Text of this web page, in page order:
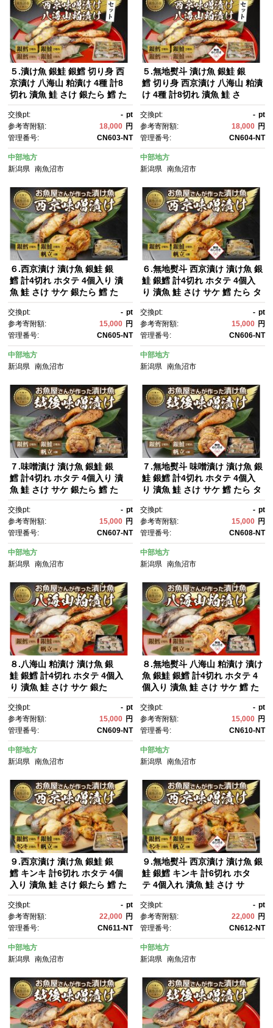
５.漬け魚 銀鮭 銀鱈 切り身 西
京漬け 八海山 粕漬け 4種 計8
切れ 漬魚 鮭 さけ 銀たら 鱈 た
け 酒粕 魚 焼き魚 味噌 おか
ず お土産 利七屋 新潟県 南魚沼
市
交換pt: - pt
参考寄附額:
18,000 円
管理番号:
CN603-NT
中部地方
新潟県
南魚沼市
５.無地熨斗 漬け魚 銀鮭 銀
鱈 切り身 西京漬け 八海山 粕漬
け 4種 計8切れ 漬魚 鮭 さ
噌 酒粕漬け 酒粕 魚 焼き魚 味
噌 お土産 ギフト 利七屋 新潟
県 南魚沼市
交換pt: - pt
参考寄附額:
18,000 円
管理番号:
CN604-NT
中部地方
新潟県 南魚沼市
６.西京漬け 漬け魚 銀鮭 銀
鱈 計4切れ ホタテ 4個入り 漬
魚 鮭 さけ サケ 銀たら 鱈 た
き 西京味噌 焼き魚 味噌 おか
ず 惣菜 お土産 利七屋 新潟
県 南魚沼市
交換pt: - pt
参考寄附額:
15,000 円
管理番号:
CN605-NT
中部地方
新潟県
南魚沼市
６.無地熨斗 西京漬け 漬け魚 銀
鮭 銀鱈 計4切れ ホタテ 4個入
り 漬魚 鮭 さけ サケ 鱈 たら タ
噌 焼き魚 味噌 お土産 ギフ
ト 利七屋 新潟県 南魚沼市
交換pt: - pt
参考寄附額:
15,000 円
管理番号:
CN606-NT
中部地方
新潟県 南魚沼市
７.味噌漬け 漬け魚 銀鮭 銀
鱈 計4切れ ホタテ 4個入り 漬
魚 鮭 さけ サケ 銀たら 鱈 た
噌 焼き魚 味噌 おかず お土
産 ギフト 贈答品 利七屋 新潟
県 南魚沼市
交換pt: - pt
参考寄附額:
15,000 円
管理番号:
CN607-NT
中部地方
新潟県
南魚沼市
７.無地熨斗 味噌漬け 漬け魚 銀
鮭 銀鱈 計4切れ ホタテ 4個入
り 漬魚 鮭 さけ サケ 鱈 たら タ
魚 味噌 おかず 惣菜 お土産 ギ
フト 利七屋 新潟県 南魚沼市
交換pt: - pt
参考寄附額:
15,000 円
管理番号:
CN608-NT
中部地方
新潟県 南魚沼市
８.八海山 粕漬け 漬け魚 銀
鮭 銀鱈 計4切れ ホタテ 4個入
り 漬魚 鮭 さけ サケ 銀た
粕 酒粕漬け 焼き魚 おかず お土
産 ギフト 利七屋 新潟県 南魚沼
市
交換pt: - pt
参考寄附額:
15,000 円
管理番号:
CN609-NT
中部地方
新潟県
南魚沼市
８.無地熨斗 八海山 粕漬け 漬け
魚 銀鮭 銀鱈 計4切れ ホタテ 4
個入り 漬魚 鮭 さけ サケ 鱈 た
漬け 焼き魚 おかず お土産 ギフ
ト 利七屋 新潟県 南魚沼市
交換pt: - pt
参考寄附額:
15,000 円
管理番号:
CN610-NT
中部地方
新潟県 南魚沼市
９.西京漬け 漬け魚 銀鮭 銀
鱈 キンキ 計6切れ ホタテ 4個
入り 漬魚 鮭 さけ 銀たら 鱈 た
て 西京焼き 西京味噌 焼魚 お土
産 ギフト 利七屋 新潟県 南魚沼
市
交換pt: - pt
参考寄附額:
22,000 円
管理番号:
CN611-NT
中部地方
新潟県
南魚沼市
９.無地熨斗 西京漬け 漬け魚 銀
鮭 銀鱈 キンキ 計6切れ ホタ
テ 4個入れ 漬魚 鮭 さけ サ
ジ 帆立 ほたて 西京焼き 西京味
噌 お土産 利七屋 新潟県 南魚沼
市
交換pt: - pt
参考寄附額:
22,000 円
管理番号:
CN612-NT
中部地方
新潟県 南魚沼市